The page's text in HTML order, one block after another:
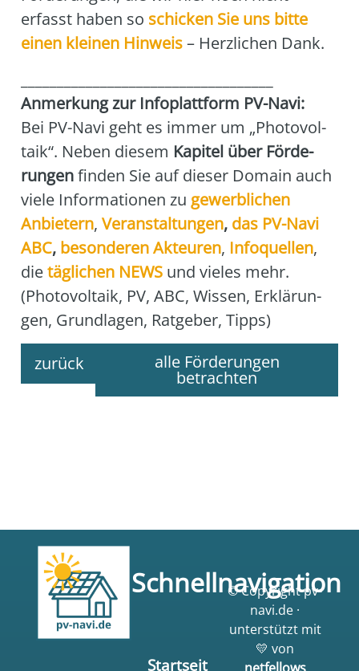
erfasst haben so schi­cken Sie uns bit­te
einen klei­nen Hin­weis– Herz­li­chen Dank.
Anmer­kung zur Info­platt­form PV-Navi:
Bei PV-Navi geht es immer um „Pho­to­vol­
ta­ik“. Neben die­sem Kapi­tel über För­de­
run­genfin­den Sie auf die­ser Domain auch
vie­le Infor­ma­tio­nen zu gewerb­li­chen
Anbie­tern, Ver­an­stal­tun­gen, das PV-Navi
ABC, beson­de­ren Akteu­ren, Info­quel­len,
dietäg­li­chen NEWS und vie­les mehr.
(Pho­to­vol­ta­ik, PV, ABC, Wis­sen, Erklä­run­
gen, Grund­la­gen, Rat­ge­ber, Tipps)
zurück alle Förderungen
betrachten
Schnellnavigation
Startseit
© Copyright pv-
navi.de ·
unterstützt mit
💛 von